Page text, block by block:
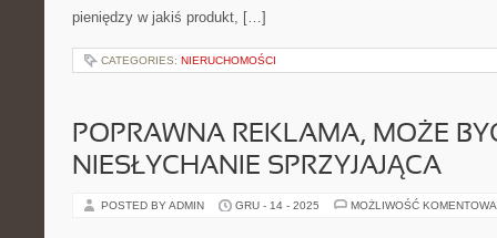
pieniędzy w jakiś produkt, […]
CATEGORIES: NIERUCHOMOŚCI
POPRAWNA REKLAMA, MOŻE
NIESŁYCHANIE SPRZYJAJĄCA
POSTED BY ADMIN GRU - 14 - 2025 MOŻLIWOŚĆ